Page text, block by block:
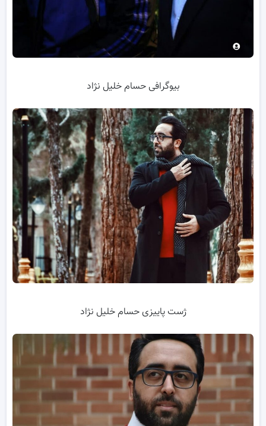
بیوگرافی حسام خلیل نژاد
ژست پاییزی حسام خلیل نژاد